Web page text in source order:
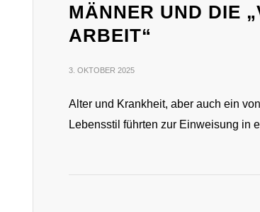
MÄNNER UND DIE
ARBEIT“
3. OKTOBER 2025
Alter und Krankheit, aber auch ein
Lebensstil führten zur Einweisung in